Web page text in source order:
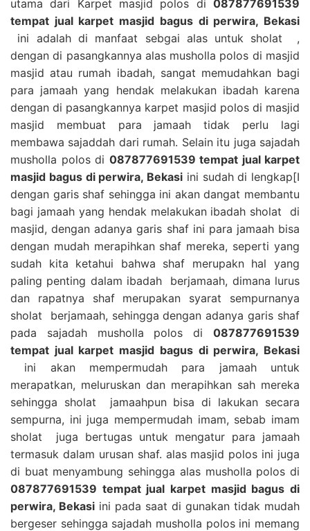
utama dari Karpet masjid polos di 087877691539
tempat jual karpet masjid bagus di perwira, Bekasi
ini adalah di manfaat sebgai alas untuk sholat ,
dengan di pasangkannya alas musholla polos di masjid
masjid atau rumah ibadah, sangat memudahkan bagi
para jamaah yang hendak melakukan ibadah karena
dengan di pasangkannya karpet masjid polos di masjid
masjid membuat para jamaah tidak perlu lagi
membawa sajaddah dari rumah. Selain itu juga sajadah
musholla polos di 087877691539 tempat jual karpet
masjid bagus di perwira, Bekasi ini sudah di lengkap[I
dengan garis shaf sehingga ini akan dangat membantu
bagi jamaah yang hendak melakukan ibadah sholat di
masjid, dengan adanya garis shaf ini para jamaah bisa
dengan mudah merapihkan shaf mereka, seperti yang
sudah kita ketahui bahwa shaf merupakn hal yang
paling penting dalam ibadah berjamaah, dimana lurus
dan rapatnya shaf merupakan syarat sempurnanya
sholat berjamaah, sehingga dengan adanya garis shaf
pada sajadah musholla polos di 087877691539
tempat jual karpet masjid bagus di perwira, Bekasi
ini akan mempermudah para jamaah untuk
merapatkan, meluruskan dan merapihkan sah mereka
sehingga sholat jamaahpun bisa di lakukan secara
sempurna, ini juga mempermudah imam, sebab imam
sholat juga bertugas untuk mengatur para jamaah
termasuk dalam urusan shaf. alas masjid polos ini juga
di buat menyambung sehingga alas musholla polos di
087877691539 tempat jual karpet masjid bagus di
perwira, Bekasi ini pada saat di gunakan tidak mudah
bergeser sehingga sajadah musholla polos ini memang